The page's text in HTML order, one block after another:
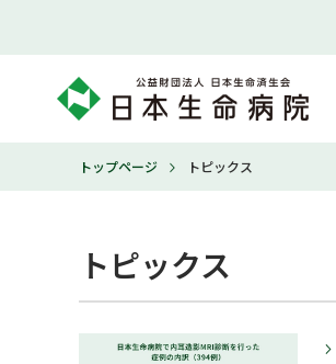
トップページ トピックス
トピックス